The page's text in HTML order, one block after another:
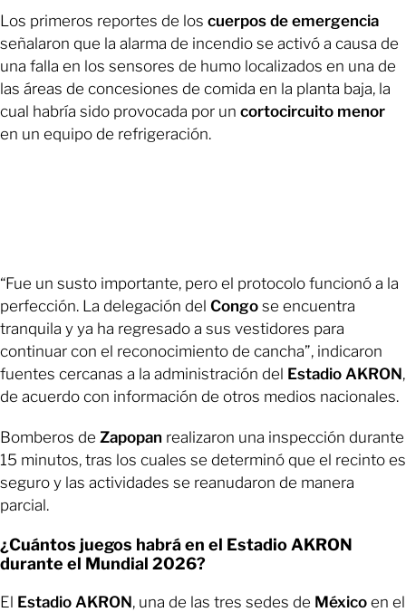
Los primeros reportes de los cuerpos de emergencia
señalaron que la alarma de incendio se activó a causa de
una falla en los sensores de humo localizados en una de
las áreas de concesiones de comida en la planta baja, la
cual habría sido provocada por un cortocircuito menor
en un equipo de refrigeración.
“Fue un susto importante, pero el protocolo funcionó a la
perfección. La delegación del Congo se encuentra
tranquila y ya ha regresado a sus vestidores para
continuar con el reconocimiento de cancha”, indicaron
fuentes cercanas a la administración del Estadio AKRON,
de acuerdo con información de otros medios nacionales.
Bomberos de Zapopan realizaron una inspección durante
15 minutos, tras los cuales se determinó que el recinto es
seguro y las actividades se reanudaron de manera
parcial.
¿Cuántos juegos habrá en el Estadio AKRON
durante el Mundial 2026?
El Estadio AKRON, una de las tres sedes de México en el